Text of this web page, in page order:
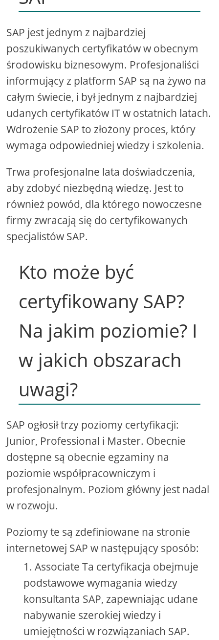
SAP jest jednym z najbardziej
poszukiwanych certyfikatów w obecnym
środowisku biznesowym. Profesjonaliści
informujący z platform SAP są na żywo na
całym świecie, i był jednym z najbardziej
udanych certyfikatów IT w ostatnich latach.
Wdrożenie SAP to złożony proces, który
wymaga odpowiedniej wiedzy i szkolenia.
Trwa profesjonalne lata doświadczenia,
aby zdobyć niezbędną wiedzę. Jest to
również powód, dla którego nowoczesne
firmy zwracają się do certyfikowanych
specjalistów SAP.
Kto może być
certyfikowany SAP?
Na jakim poziomie? I
w jakich obszarach
uwagi?
SAP ogłosił trzy poziomy certyfikacji:
Junior, Professional i Master. Obecnie
dostępne są obecnie egzaminy na
poziomie współpracowniczym i
profesjonalnym. Poziom główny jest nadal
w rozwoju.
Poziomy te są zdefiniowane na stronie
internetowej SAP w następujący sposób:
Associate Ta certyfikacja obejmuje
podstawowe wymagania wiedzy
konsultanta SAP, zapewniając udane
nabywanie szerokiej wiedzy i
umiejętności w rozwiązaniach SAP.